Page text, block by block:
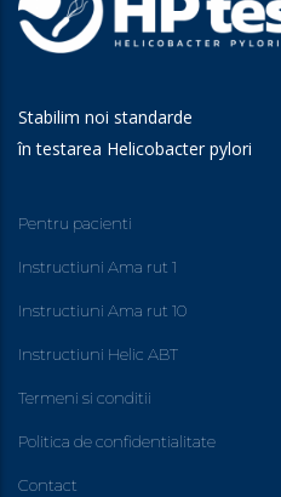
Stabilim noi standarde
în testarea Helicobacter pylori
Pentru pacienti
Instructiuni Ama rut 1
Instructiuni Ama rut 10
Instructiuni Helic ABT
Termeni si conditii
Politica de confidentialitate
Contact